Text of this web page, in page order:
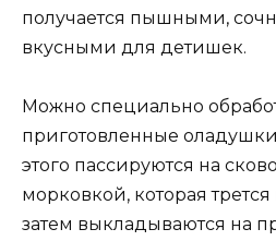
получается пышными,
вкусными для детишек.
Можно специально
приготовленные
этого пассируются на
морковкой, которая
затем выкладываются на